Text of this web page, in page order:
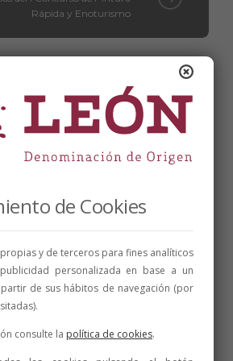
Rápida y Enoturismo
de Cookies
y de terceros para fines analíticos
personalizada en base a un
de sus hábitos de navegación (por
consulte la política de cookies.